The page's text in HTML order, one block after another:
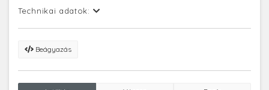
Technikai adatok:
Beágyazás